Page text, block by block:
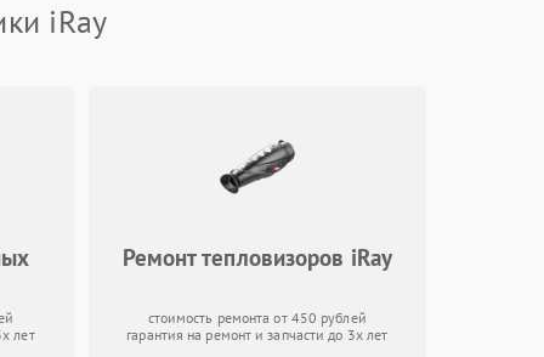
iRay
лет
Ремонт тепловизоров iRay
стоимость ремонта от 450 рублей
гарантия на ремонт и запчасти до 3х лет